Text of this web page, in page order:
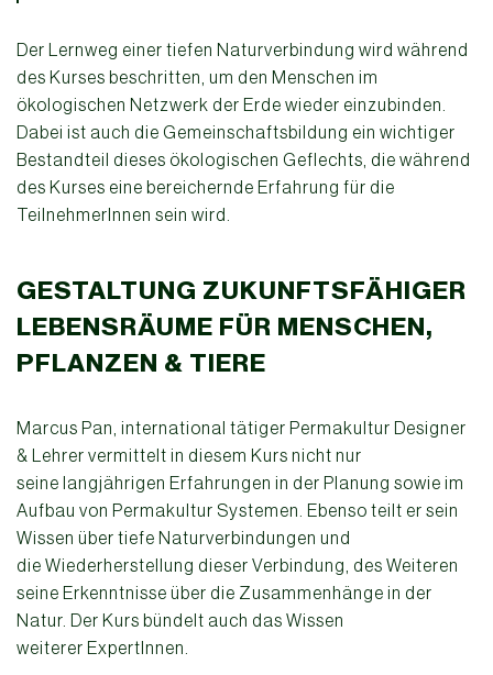
Der Lernweg einer tiefen Naturverbindung wird während
des Kurses beschritten, um den Menschen im
ökologischen Netzwerk der Erde wieder einzubinden.
Dabei ist auch die Gemeinschaftsbildung ein wichtiger
Bestandteil dieses ökologischen Geflechts, die während
des Kurses eine bereichernde Erfahrung für die
TeilnehmerInnen sein wird.
GESTALTUNG ZUKUNFTSFÄHIGER
LEBENSRÄUME FÜR MENSCHEN,
PFLANZEN & TIERE
Marcus Pan, international tätiger Permakultur Designer
& Lehrer vermittelt in diesem Kurs nicht nur
seine langjährigen Erfahrungen in der Planung sowie im
Aufbau von Permakultur Systemen. Ebenso teilt er sein
Wissen über tiefe Naturverbindungen und
die Wiederherstellung dieser Verbindung, des Weiteren
seine Erkenntnisse über die Zusammenhänge in der
Natur. Der Kurs bündelt auch das Wissen
weiterer ExpertInnen.